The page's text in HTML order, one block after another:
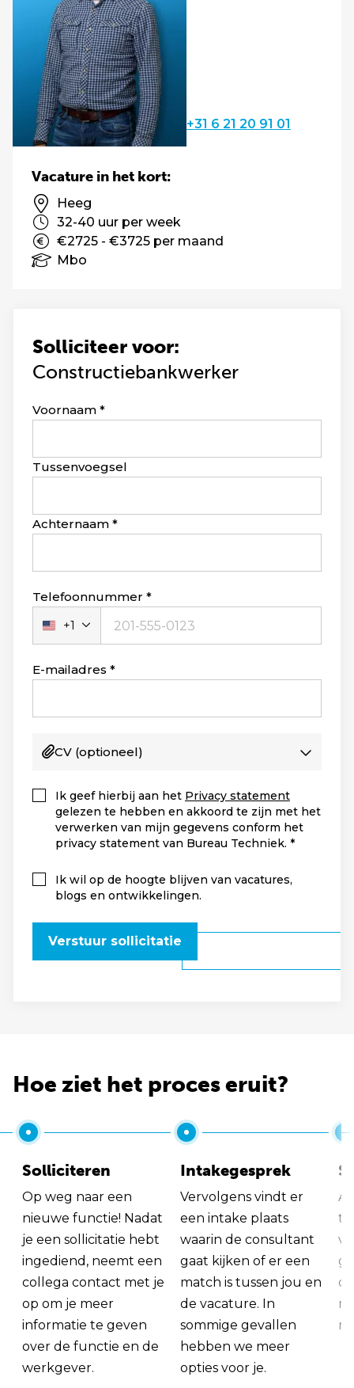
+31 6 21 20 91 01
Solliciteer voor:
Constructiebankwerker
Leave
blank
Voornaam
Tussenvoegsel
Achternaam
Telefoonnummer
Verenigde
Staten
+1
+1
E-mailadres
CV (optioneel)
Ik geef hierbij aan het Privacy statement
gelezen te hebben en akkoord te zijn met het
verwerken van mijn gegevens conform het
privacy statement van Bureau Techniek.
Ik wil op de hoogte blijven van vacatures,
blogs en ontwikkelingen.
Verstuur sollicitatie
Vacature in het kort:
Heeg
32-40 uur per week
€2725 - €3725 per maand
Mbo
Hoe ziet het proces eruit?
Solliciteren
Op weg naar een
nieuwe functie! Nadat
je een sollicitatie hebt
ingediend, neemt een
collega contact met je
op om je meer
informatie te geven
over de functie en de
werkgever.
Intakegesprek
Vervolgens vindt er
een intake plaats
waarin de consultant
gaat kijken of er een
match is tussen jou en
de vacature. In
sommige gevallen
hebben we meer
opties voor je.